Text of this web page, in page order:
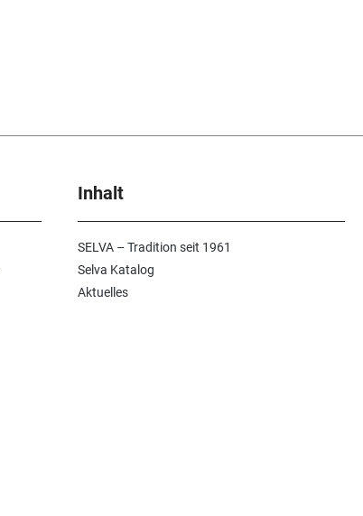
Inhalt
SELVA – Tradition seit 1961
Selva Katalog
Aktuelles